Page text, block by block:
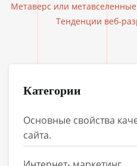
Метаверс или
Тенденции веб-
Категории
Основные свойства
сайта.